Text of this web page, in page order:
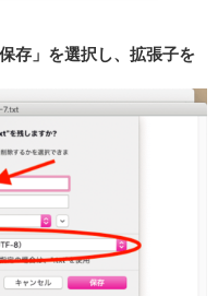
存」を選択し、拡張子を